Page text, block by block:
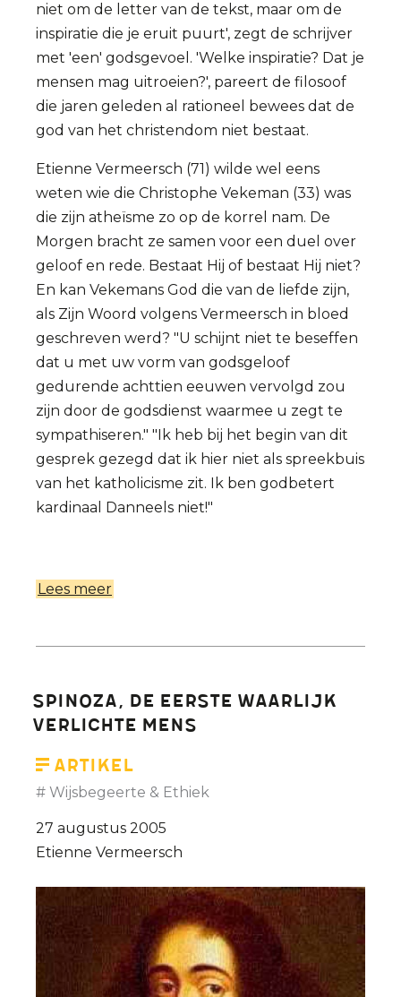
niet om de letter van de tekst, maar om de
inspiratie die je eruit puurt', zegt de schrijver
met 'een' godsgevoel. 'Welke inspiratie? Dat je
mensen mag uitroeien?', pareert de filosoof
die jaren geleden al rationeel bewees dat de
god van het christendom niet bestaat.
Etienne Vermeersch (71) wilde wel eens
weten wie die Christophe Vekeman (33) was
die zijn atheïsme zo op de korrel nam. De
Morgen bracht ze samen voor een duel over
geloof en rede. Bestaat Hij of bestaat Hij niet?
En kan Vekemans God die van de liefde zijn,
als Zijn Woord volgens Vermeersch in bloed
geschreven werd? "U schijnt niet te beseffen
dat u met uw vorm van godsgeloof
gedurende achttien eeuwen vervolgd zou
zijn door de godsdienst waarmee u zegt te
sympathiseren." "Ik heb bij het begin van dit
gesprek gezegd dat ik hier niet als spreekbuis
van het katholicisme zit. Ik ben godbetert
kardinaal Danneels niet!"
Lees meer
Pistool
Spinoza, de eerste waarlijk
verlichte mens
Artikel
Wijsbegeerte & Ethiek
27 augustus 2005
Etienne Vermeersch